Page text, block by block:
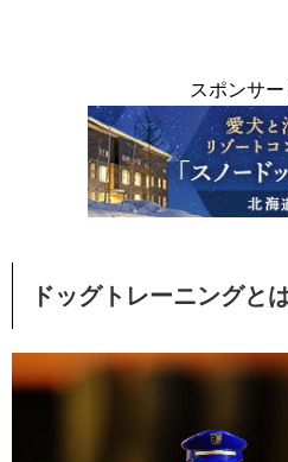
スポンサ
ドッグトレーニングと